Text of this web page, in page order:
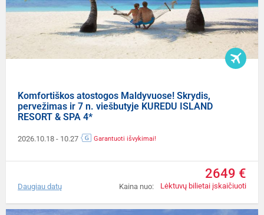
Komfortiškos atostogos Maldyvuose! Skrydis,
pervežimas ir 7 n. viešbutyje KUREDU ISLAND
RESORT & SPA 4*
2026.10.18 - 10.27 Garantuoti išvykimai!
Kaina nuo:
2649 €
Lėktuvų bilietai įskaičiuoti
Daugiau datų